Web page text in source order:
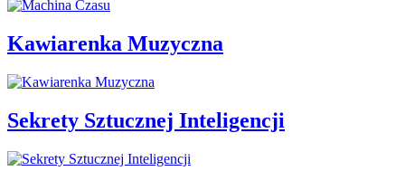
Kawiarenka Muzyczna
Sekrety Sztucznej Inteligencji